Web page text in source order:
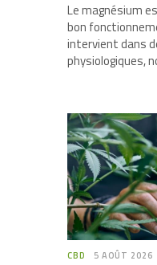
Le magnésium
bon
intervient dans
physiologiques,
CBD 5 AOÛT 2026